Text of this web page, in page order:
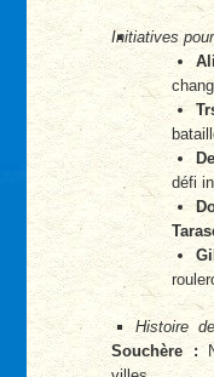
Initiatives
défi
Histoire
Souchère :